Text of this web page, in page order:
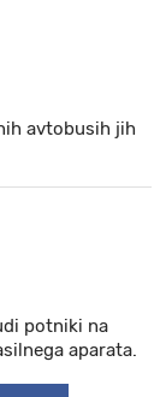
avtobusih jih
potniki na
aparata.